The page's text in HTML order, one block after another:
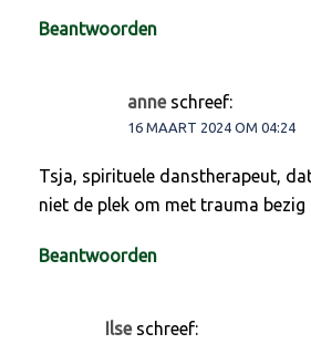
Beantwoorden
anne schreef:
16 MAART 2024 OM 04:24
Tsja, spirituele danstherapeut,
niet de plek om met trauma bezig
Beantwoorden
Ilse schreef: